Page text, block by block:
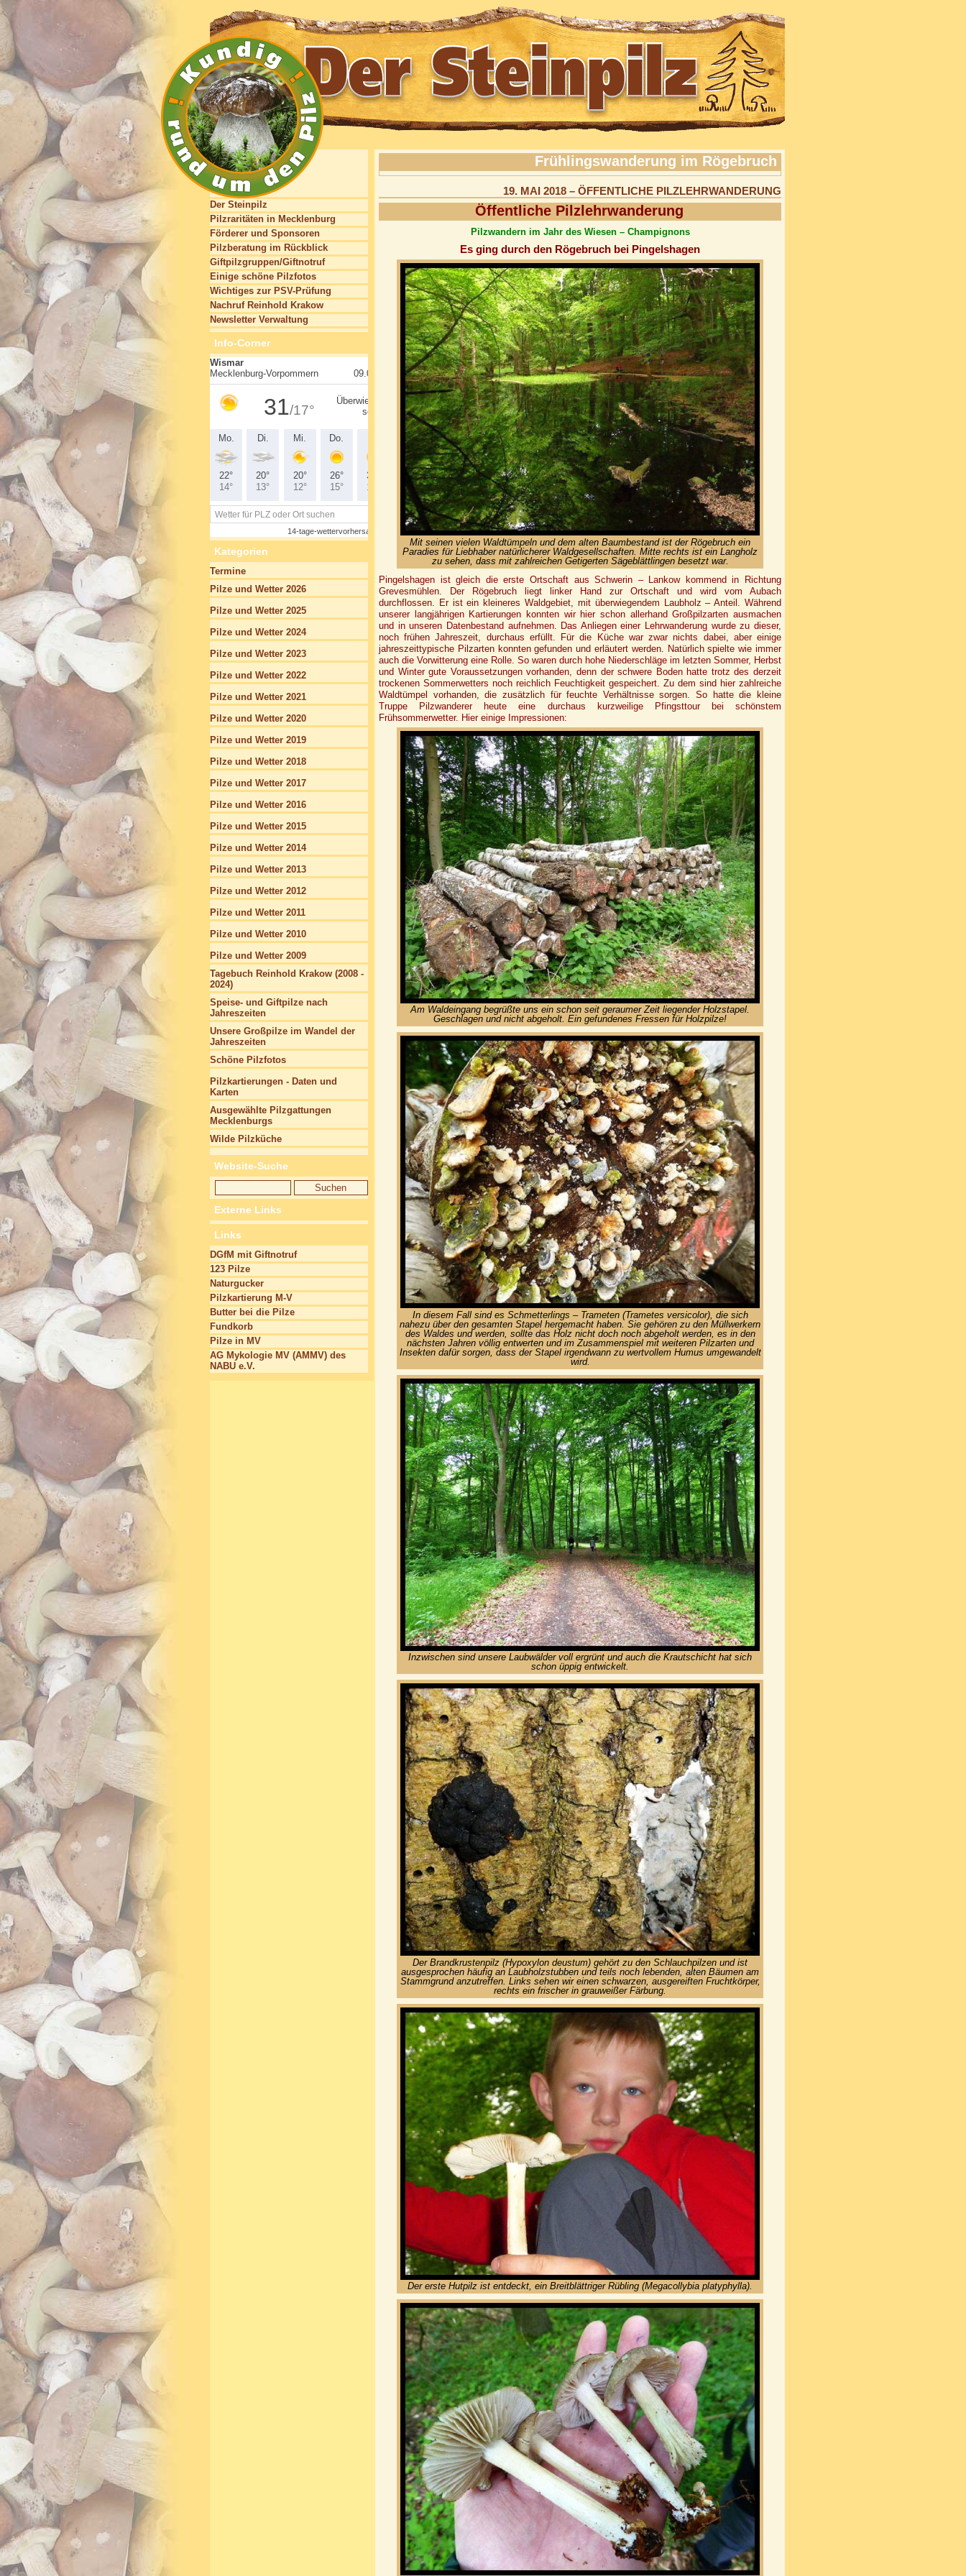
Frühlingswanderung im Rögebruch
19. MAI 2018 – ÖFFENTLICHE PILZLEHRWANDERUNG
Öffentliche Pilzlehrwanderung
Pilzwandern im Jahr des Wiesen – Champignons
Es ging durch den Rögebruch bei Pingelshagen
Mit seinen vielen Waldtümpeln und dem alten Baumbestand ist der Rögebruch ein
Paradies für Liebhaber natürlicherer Waldgesellschaften. Mitte rechts ist ein Langholz
zu sehen, dass mit zahlreichen Getigerten Sägeblättlingen besetzt war.
Pingelshagen ist gleich die erste Ortschaft aus Schwerin – Lankow kommend in Richtung
Grevesmühlen. Der Rögebruch liegt linker Hand zur Ortschaft und wird vom Aubach
durchflossen. Er ist ein kleineres Waldgebiet, mit überwiegendem Laubholz – Anteil. Während
unserer langjährigen Kartierungen konnten wir hier schon allerhand Großpilzarten ausmachen
und in unseren Datenbestand aufnehmen. Das Anliegen einer Lehrwanderung wurde zu dieser,
noch frühen Jahreszeit, durchaus erfüllt. Für die Küche war zwar nichts dabei, aber einige
jahreszeittypische Pilzarten konnten gefunden und erläutert werden. Natürlich spielte wie immer
auch die Vorwitterung eine Rolle. So waren durch hohe Niederschläge im letzten Sommer, Herbst
und Winter gute Voraussetzungen vorhanden, denn der schwere Boden hatte trotz des derzeit
trockenen Sommerwetters noch reichlich Feuchtigkeit gespeichert. Zu dem sind hier zahlreiche
Waldtümpel vorhanden, die zusätzlich für feuchte Verhältnisse sorgen. So hatte die kleine
Truppe Pilzwanderer heute eine durchaus kurzweilige Pfingsttour bei schönstem
Frühsommerwetter. Hier einige Impressionen:
Am Waldeingang begrüßte uns ein schon seit geraumer Zeit liegender Holzstapel.
Geschlagen und nicht abgeholt. Ein gefundenes Fressen für Holzpilze!
In diesem Fall sind es Schmetterlings – Trameten (Trametes versicolor), die sich
nahezu über den gesamten Stapel hergemacht haben. Sie gehören zu den Müllwerkern
des Waldes und werden, sollte das Holz nicht doch noch abgeholt werden, es in den
nächsten Jahren völlig entwerten und im Zusammenspiel mit weiteren Pilzarten und
Insekten dafür sorgen, dass der Stapel irgendwann zu wertvollem Humus umgewandelt
wird.
Inzwischen sind unsere Laubwälder voll ergrünt und auch die Krautschicht hat sich
schon üppig entwickelt.
Der Brandkrustenpilz (Hypoxylon deustum) gehört zu den Schlauchpilzen und ist
ausgesprochen häufig an Laubholzstubben und teils noch lebenden, alten Bäumen am
Stammgrund anzutreffen. Links sehen wir einen schwarzen, ausgereiften Fruchtkörper,
rechts ein frischer in grauweißer Färbung.
Der erste Hutpilz ist entdeckt, ein Breitblättriger Rübling (Megacollybia platyphylla).
Der Steinpilz
Pilzraritäten in Mecklenburg
Förderer und Sponsoren
Pilzberatung im Rückblick
Giftpilzgruppen/Giftnotruf
Einige schöne Pilzfotos
Wichtiges zur PSV-Prüfung
Nachruf Reinhold Krakow
Newsletter Verwaltung
Info-Corner
Kategorien
Termine
Pilze und Wetter 2026
Pilze und Wetter 2025
Pilze und Wetter 2024
Pilze und Wetter 2023
Pilze und Wetter 2022
Pilze und Wetter 2021
Pilze und Wetter 2020
Pilze und Wetter 2019
Pilze und Wetter 2018
Pilze und Wetter 2017
Pilze und Wetter 2016
Pilze und Wetter 2015
Pilze und Wetter 2014
Pilze und Wetter 2013
Pilze und Wetter 2012
Pilze und Wetter 2011
Pilze und Wetter 2010
Pilze und Wetter 2009
Tagebuch Reinhold Krakow (2008 -
2024)
Speise- und Giftpilze nach
Jahreszeiten
Unsere Großpilze im Wandel der
Jahreszeiten
Schöne Pilzfotos
Pilzkartierungen - Daten und
Karten
Ausgewählte Pilzgattungen
Mecklenburgs
Wilde Pilzküche
Website-Suche
Externe Links
Links
DGfM mit Giftnotruf
123 Pilze
Naturgucker
Pilzkartierung M-V
Butter bei die Pilze
Fundkorb
Pilze in MV
AG Mykologie MV (AMMV) des
NABU e.V.